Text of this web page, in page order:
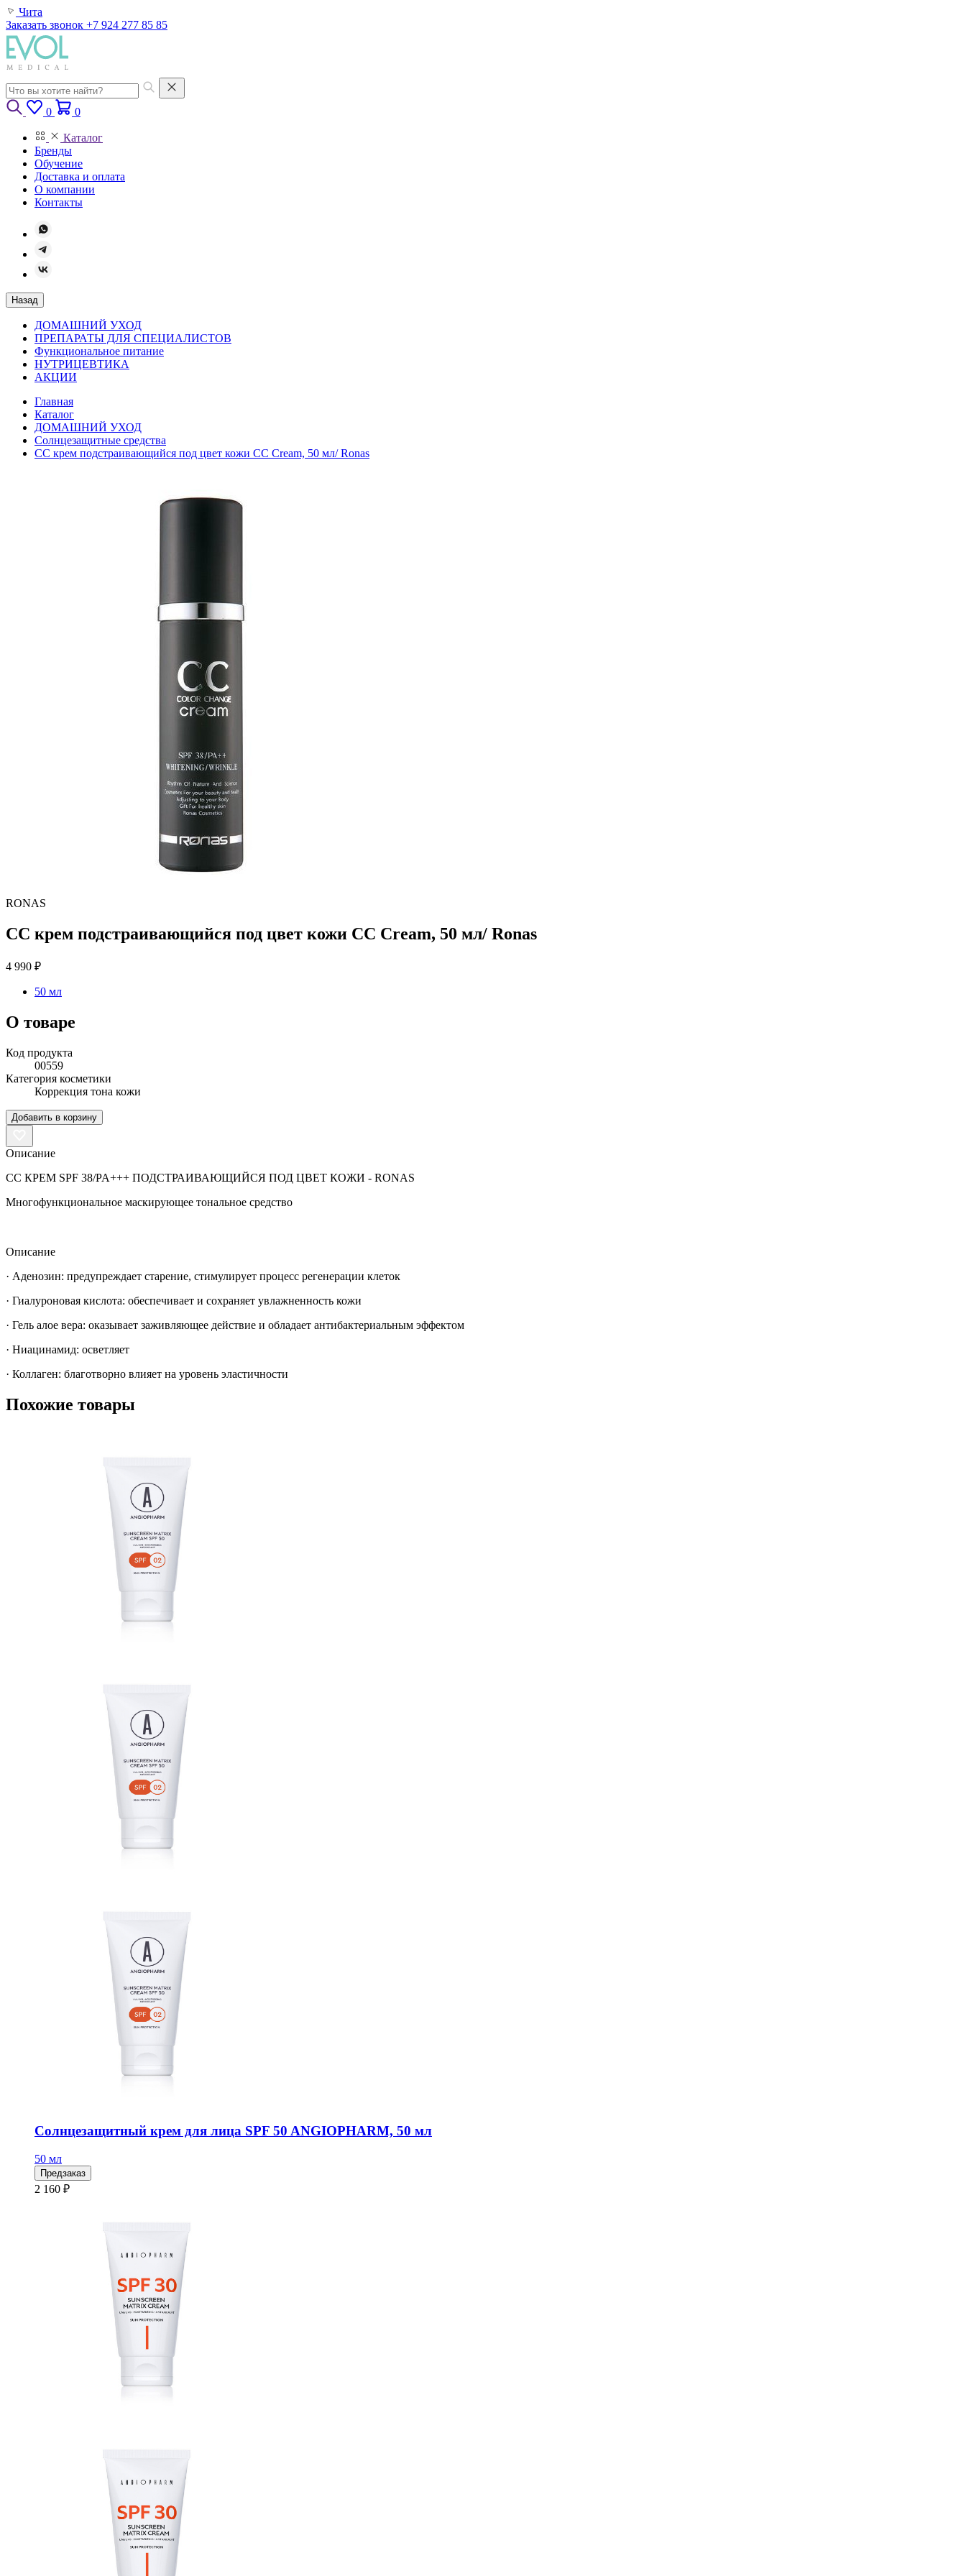
Чита
Заказать звонок +7 924 277 85 85
0 0
Каталог
Бренды
Обучение
Доставка и оплата
О компании
Контакты
Назад
ДОМАШНИЙ УХОД
ПРЕПАРАТЫ ДЛЯ СПЕЦИАЛИСТОВ
Функциональное питание
НУТРИЦЕВТИКА
АКЦИИ
Главная
Каталог
ДОМАШНИЙ УХОД
Солнцезащитные средства
СС крем подстраивающийся под цвет кожи CC Cream, 50 мл/ Ronas
RONAS
СС крем подстраивающийся под цвет кожи CC Cream, 50 мл/ Ronas
4 990 ₽
50 мл
О товаре
Код продукта
00559
Категория косметики
Коррекция тона кожи
Добавить в корзину
Описание
СС КРЕМ SPF 38/PA+++ ПОДСТРАИВАЮЩИЙСЯ ПОД ЦВЕТ КОЖИ - RONAS
Многофункциональное маскирующее тональное средство
Описание
· Аденозин: предупреждает старение, стимулирует процесс регенерации клеток
· Гиалуроновая кислота: обеспечивает и сохраняет увлажненность кожи
· Гель алое вера: оказывает заживляющее действие и обладает антибактериальным эффектом
· Ниацинамид: осветляет
· Коллаген: благотворно влияет на уровень эластичности
Похожие товары
Солнцезащитный крем для лица SPF 50 ANGIOPHARM, 50 мл
50 мл
Предзаказ
2 160 ₽